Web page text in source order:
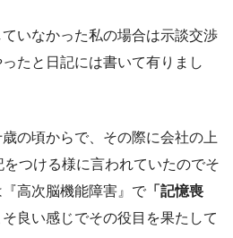
いなかった私の場合は示談交渉
たと日記には書いて有りまし
の頃からで、その際に会社の上
つける様に言われていたのでそ
高次脳機能障害』で 「記憶喪
良い感じでその役目を果たして